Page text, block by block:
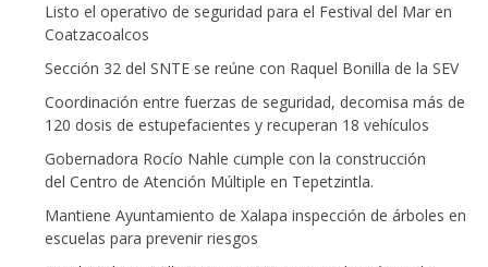
Listo el operativo de seguridad para el Festival del Mar en
Coatzacoalcos
Sección 32 del SNTE se reúne con Raquel Bonilla de la SEV
Coordinación entre fuerzas de seguridad, decomisa más de
120 dosis de estupefacientes y recuperan 18 vehículos
Gobernadora Rocío Nahle cumple con la construcción
del Centro de Atención Múltiple en Tepetzintla.
Mantiene Ayuntamiento de Xalapa inspección de árboles en
escuelas para prevenir riesgos